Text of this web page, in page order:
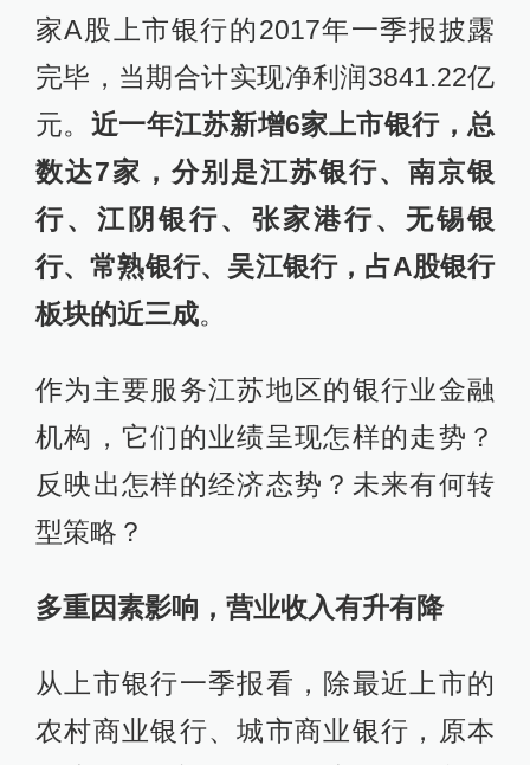
家A股上市银行的2017年一季报披露
完毕，当期合计实现净利润3841.22亿
元。 近一年江苏新增6家上市银行，总
数达7家，分别是江苏银行、南京银
行、江阴银行、张家港行、无锡银
行、常熟银行、吴江银行，占A股银行
板块的近三成。
作为主要服务江苏地区的银行业金融
机构，它们的业绩呈现怎样的走势？
反映出怎样的经济态势？未来有何转
型策略？
多重因素影响，营业收入有升有降
从上市银行一季报看，除最近上市的
农村商业银行、城市商业银行，原本